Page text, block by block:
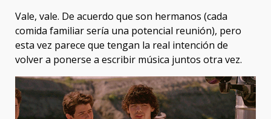
Vale, vale. De acuerdo que son hermanos (cada
comida familiar sería una potencial reunión), pero
esta vez parece que tengan la real intención de
volver a ponerse a escribir música juntos otra vez.